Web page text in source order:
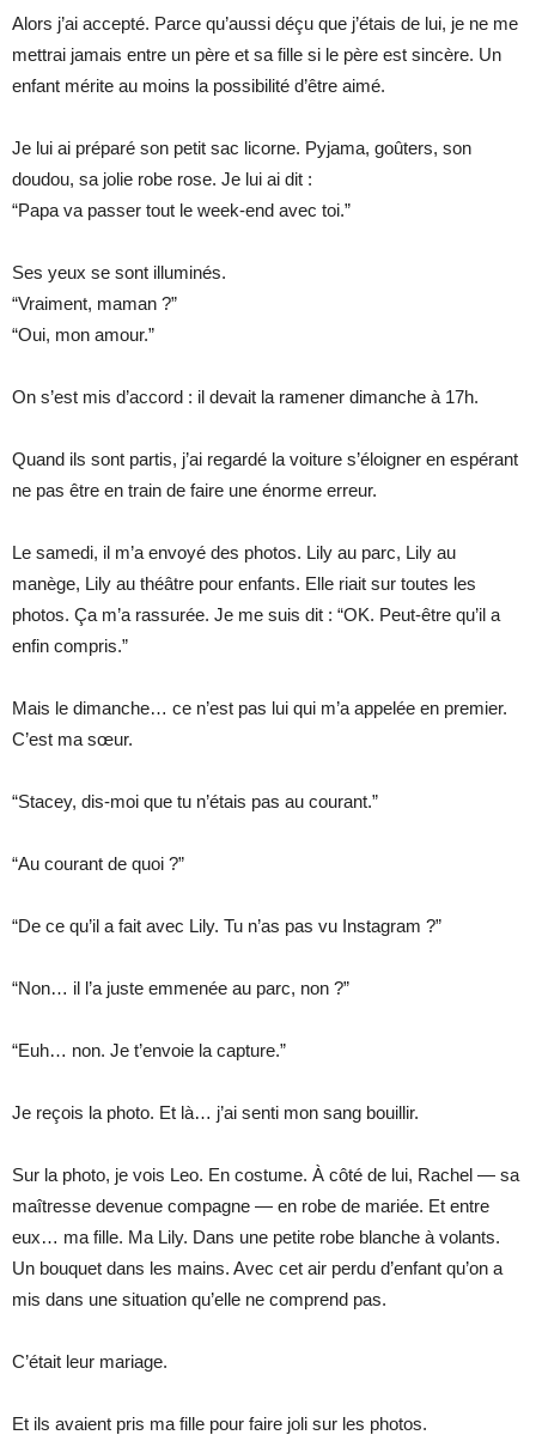
Alors j’ai accepté. Parce qu’aussi déçu que j’étais de lui, je ne me
mettrai jamais entre un père et sa fille si le père est sincère. Un
enfant mérite au moins la possibilité d’être aimé.
Je lui ai préparé son petit sac licorne. Pyjama, goûters, son
doudou, sa jolie robe rose. Je lui ai dit :
“Papa va passer tout le week-end avec toi.”
Ses yeux se sont illuminés.
“Vraiment, maman ?”
“Oui, mon amour.”
On s’est mis d’accord : il devait la ramener dimanche à 17h.
Quand ils sont partis, j’ai regardé la voiture s’éloigner en espérant
ne pas être en train de faire une énorme erreur.
Le samedi, il m’a envoyé des photos. Lily au parc, Lily au
manège, Lily au théâtre pour enfants. Elle riait sur toutes les
photos. Ça m’a rassurée. Je me suis dit : “OK. Peut-être qu’il a
enfin compris.”
Mais le dimanche… ce n’est pas lui qui m’a appelée en premier.
C’est ma sœur.
“Stacey, dis-moi que tu n’étais pas au courant.”
“Au courant de quoi ?”
“De ce qu’il a fait avec Lily. Tu n’as pas vu Instagram ?”
“Non… il l’a juste emmenée au parc, non ?”
“Euh… non. Je t’envoie la capture.”
Je reçois la photo. Et là… j’ai senti mon sang bouillir.
Sur la photo, je vois Leo. En costume. À côté de lui, Rachel — sa
maîtresse devenue compagne — en robe de mariée. Et entre
eux… ma fille. Ma Lily. Dans une petite robe blanche à volants.
Un bouquet dans les mains. Avec cet air perdu d’enfant qu’on a
mis dans une situation qu’elle ne comprend pas.
C’était leur mariage.
Et ils avaient pris ma fille pour faire joli sur les photos.